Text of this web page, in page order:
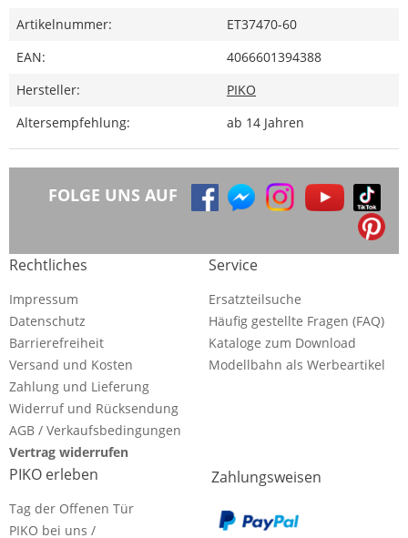
Artikelnummer:
ET37470-60
EAN:
4066601394388
Hersteller:
PIKO
Altersempfehlung:
ab 14 Jahren
FOLGE UNS AUF
Rechtliches
Impressum
Datenschutz
Barrierefreiheit
Versand und Kosten
Zahlung und Lieferung
Widerruf und Rücksendung
AGB / Verkaufsbedingungen
Vertrag widerrufen
Service
Ersatzteilsuche
Häufig gestellte Fragen (FAQ)
Kataloge zum Download
Modellbahn als Werbeartikel
PIKO erleben
Tag der Offenen Tür
PIKO bei uns /
Zahlungsweisen